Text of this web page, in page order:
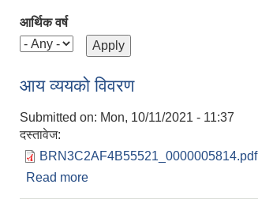
आर्थिक वर्ष
आय व्ययको विवरण
Submitted on: Mon, 10/11/2021 - 11:37
दस्तावेज:
BRN3C2AF4B55521_0000005814.pdf
Read more